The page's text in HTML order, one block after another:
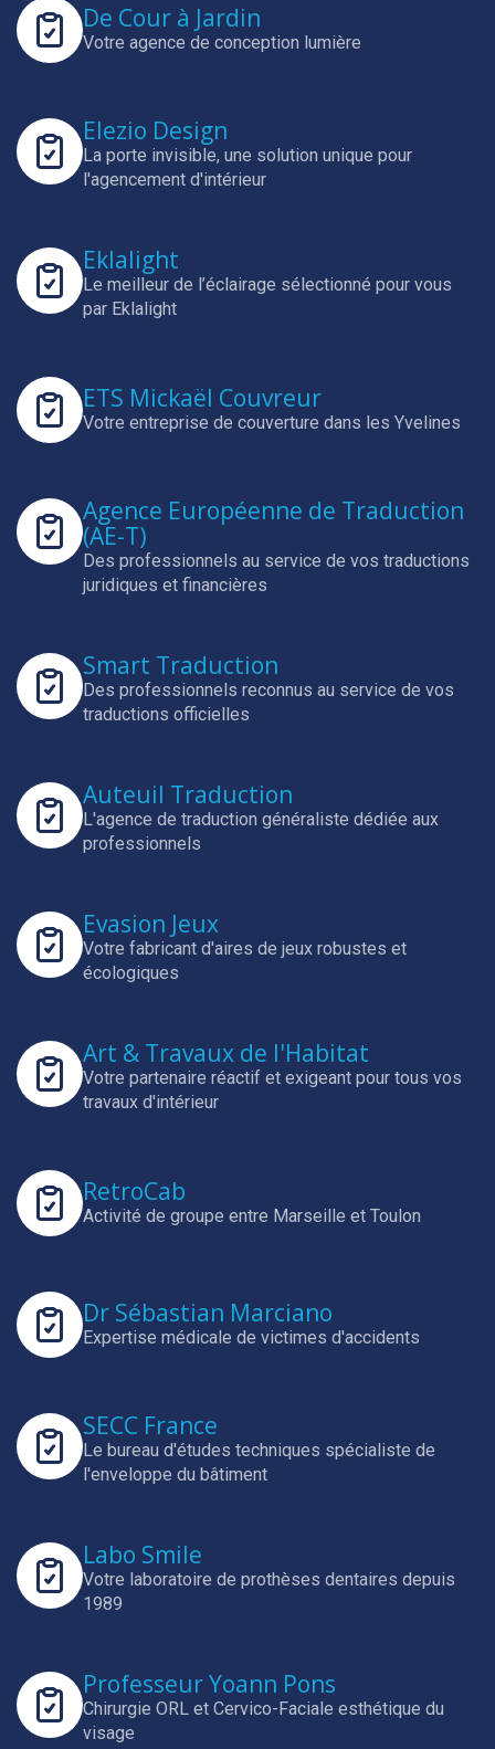
De Cour à Jardin
Votre agence de conception lumière
Elezio Design
La porte invisible, une solution unique pour
l'agencement d'intérieur
Eklalight
Le meilleur de l’éclairage sélectionné pour vous
par Eklalight
ETS Mickaël Couvreur
Votre entreprise de couverture dans les Yvelines
Agence Européenne de Traduction
(AE-T)
Des professionnels au service de vos traductions
juridiques et financières
Smart Traduction
Des professionnels reconnus au service de vos
traductions officielles
Auteuil Traduction
L'agence de traduction généraliste dédiée aux
professionnels
Evasion Jeux
Votre fabricant d'aires de jeux robustes et
écologiques
Art & Travaux de l'Habitat
Votre partenaire réactif et exigeant pour tous vos
travaux d'intérieur
RetroCab
Activité de groupe entre Marseille et Toulon
Dr Sébastian Marciano
Expertise médicale de victimes d'accidents
SECC France
Le bureau d'études techniques spécialiste de
l'enveloppe du bâtiment
Labo Smile
Votre laboratoire de prothèses dentaires depuis
1989
Professeur Yoann Pons
Chirurgie ORL et Cervico-Faciale esthétique du
visage